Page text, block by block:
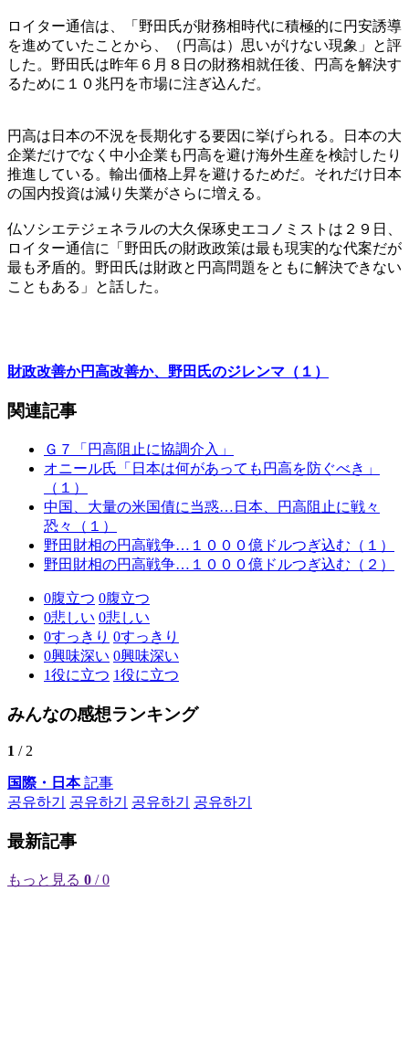
ロイター通信は、「野田氏が財務相時代に積極的に円安誘導
を進めていたことから、（円高は）思いがけない現象」と評
した。野田氏は昨年６月８日の財務相就任後、円高を解決す
るために１０兆円を市場に注ぎ込んだ。
円高は日本の不況を長期化する要因に挙げられる。日本の大
企業だけでなく中小企業も円高を避け海外生産を検討したり
推進している。輸出価格上昇を避けるためだ。それだけ日本
の国内投資は減り失業がさらに増える。
仏ソシエテジェネラルの大久保琢史エコノミストは２９日、
ロイター通信に「野田氏の財政政策は最も現実的な代案だが
最も矛盾的。野田氏は財政と円高問題をともに解決できない
こともある」と話した。
財政改善か円高改善か、野田氏のジレンマ（１）
関連記事
Ｇ７「円高阻止に協調介入」
オニール氏「日本は何があっても円高を防ぐべき」
（１）
中国、大量の米国債に当惑…日本、円高阻止に戦々
恐々（１）
野田財相の円高戦争…１０００億ドルつぎ込む（１）
野田財相の円高戦争…１０００億ドルつぎ込む（２）
0腹立つ 0腹立つ
0悲しい 0悲しい
0すっきり 0すっきり
0興味深い 0興味深い
1役に立つ 1役に立つ
みんなの感想ランキング
1 / 2
国際・日本記事
공유하기
공유하기 공유하기 공유하기
最新記事
もっと見る 0 / 0